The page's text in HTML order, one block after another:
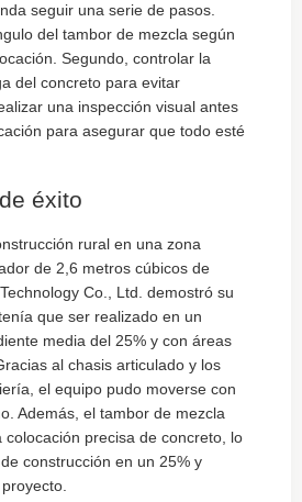
seguir una serie de pasos.
del tambor de mezcla según
Segundo, controlar la
del concreto para evitar
una inspección visual antes
para asegurar que todo esté
éxito
rural en una zona
de 2,6 metros cúbicos de
Co., Ltd. demostró su
que ser realizado en un
media del 25% y con áreas
al chasis articulado y los
el equipo pudo moverse con
Además, el tambor de mezcla
precisa de concreto, lo
construcción en un 25% y